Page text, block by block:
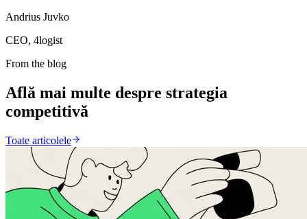
Andrius Juvko
CEO, 4logist
From the blog
Află mai multe despre strategia
competitivă
Toate articolele